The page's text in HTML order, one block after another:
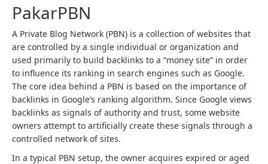
PakarPBN
A Private Blog Network (PBN) is a collection of websites that
are controlled by a single individual or organization and
used primarily to build backlinks to a “money site” in order
to influence its ranking in search engines such as Google.
The core idea behind a PBN is based on the importance of
backlinks in Google’s ranking algorithm. Since Google views
backlinks as signals of authority and trust, some website
owners attempt to artificially create these signals through a
controlled network of sites.
In a typical PBN setup, the owner acquires expired or aged